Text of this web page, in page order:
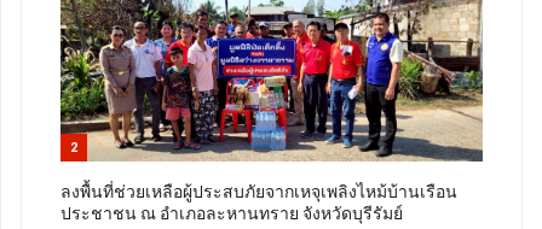
2
ลงพื้นที่ช่วยเหลือผู้ประสบภัยจากเหจุเพลิงไหม้บ้านเรือน
ประชาชน ณ อำเภอละหานทราย จังหวัดบุรีรัมย์